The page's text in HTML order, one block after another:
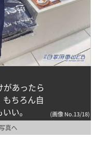
あったら
ちろん自
い。
(画像 No.13/18)
真へ